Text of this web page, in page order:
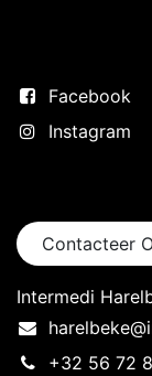
Facebook
Instagram
Contacteer
Intermedi
+32 56 72